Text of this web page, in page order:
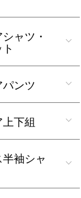
ャツ・
ンツ
下組
袖シャ